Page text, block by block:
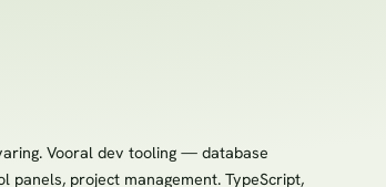
Vooral dev tooling — database
panels, project management. TypeScript,